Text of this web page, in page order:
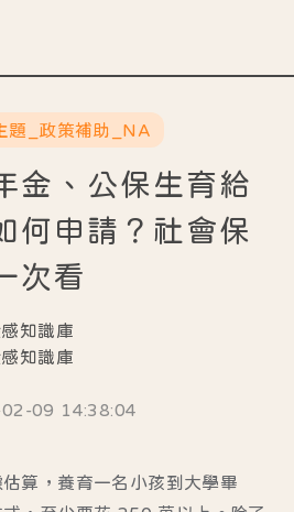
題_政策補助_NA
金、公保生育給
何申請？社會保
次看
知識庫
知識庫
02-09 14:38:04
算，養育一名小孩到大學畢